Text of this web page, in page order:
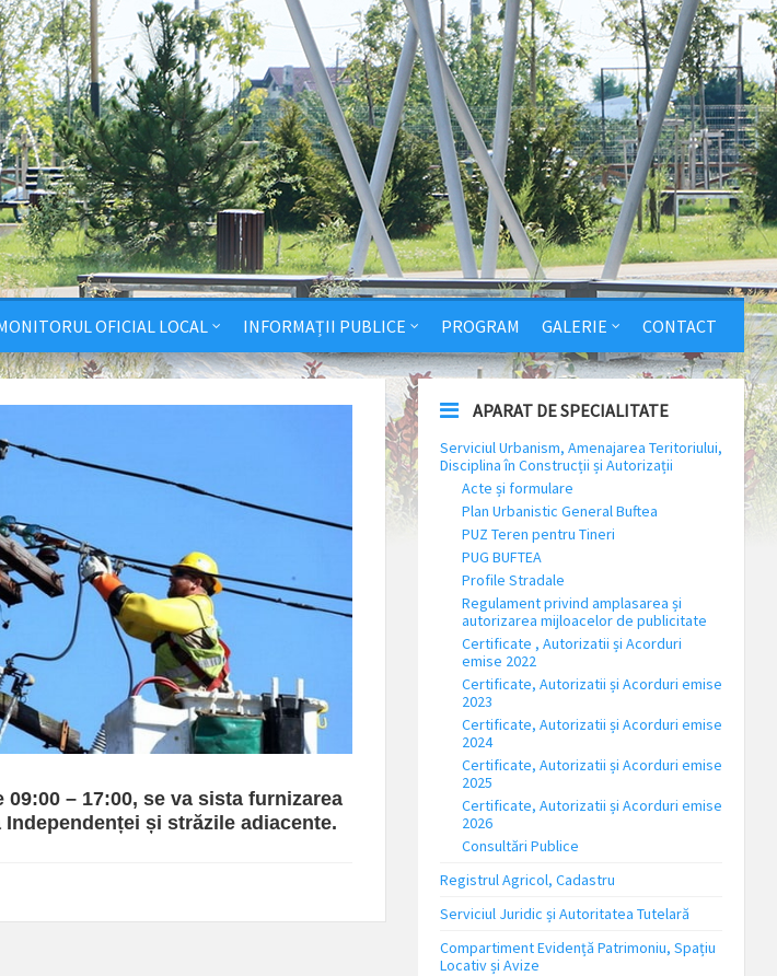
OFICIAL LOCAL INFORMAȚII PUBLICE PROGRAM GALERIE CONTACT
– 17:00, se va sista furnizarea
și străzile adiacente.
APARAT DE SPECIALITATE
Serviciul Urbanism, Amenajarea Teritoriului,
Disciplina în Construcții și Autorizații
Acte și formulare
Plan Urbanistic General Buftea
PUZ Teren pentru Tineri
PUG BUFTEA
Profile Stradale
Regulament privind amplasarea și
autorizarea mijloacelor de publicitate
Certificate , Autorizatii și Acorduri
emise 2022
Certificate, Autorizatii și Acorduri emise
2023
Certificate, Autorizatii și Acorduri emise
2024
Certificate, Autorizatii și Acorduri emise
2025
Certificate, Autorizatii și Acorduri emise
2026
Consultări Publice
Registrul Agricol, Cadastru
Serviciul Juridic și Autoritatea Tutelară
Compartiment Evidență Patrimoniu, Spațiu
Locativ și Avize